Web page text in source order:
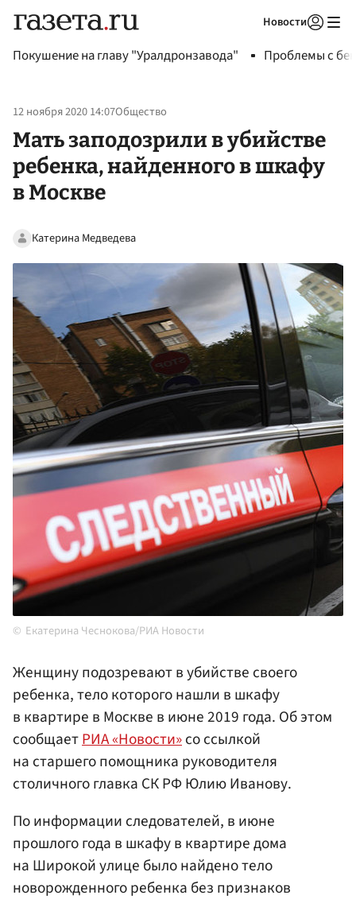
Новости
Покушение на главу "Уралдронзавода" Проблемы с
12 ноября 2020 14:07Общество
Мать заподозрили в убийстве
ребенка, найденного в шкафу
в Москве
Катерина Медведева
Екатерина Чеснокова/РИА Новости
Женщину подозревают в убийстве своего
ребенка, тело которого нашли в шкафу
в квартире в Москве в июне 2019 года. Об этом
сообщаетРИА «Новости»со ссылкой
на старшего помощника руководителя
столичного главка СК РФ Юлию Иванову.
По информации следователей, в июне
прошлого года в шкафу в квартире дома
на Широкой улице было найдено тело
новорожденного ребенка без признаков